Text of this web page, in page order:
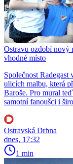
Ostravu ozdobí nový
vhodné místo
Společnost
ulicích malbu, která
Baroše. Pro mural
samotní fanoušci i
Ostravská Drbna
dnes, 17:32
1 min